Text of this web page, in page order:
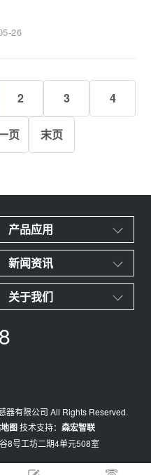
高可靠性接线步骤区分4
26
2 3 4
页 末页
产品应用
新闻资讯
关于我们
器有限公司 All Rights Reserved.
图技术支持： 森宏智联
8号工坊二期4单元508室